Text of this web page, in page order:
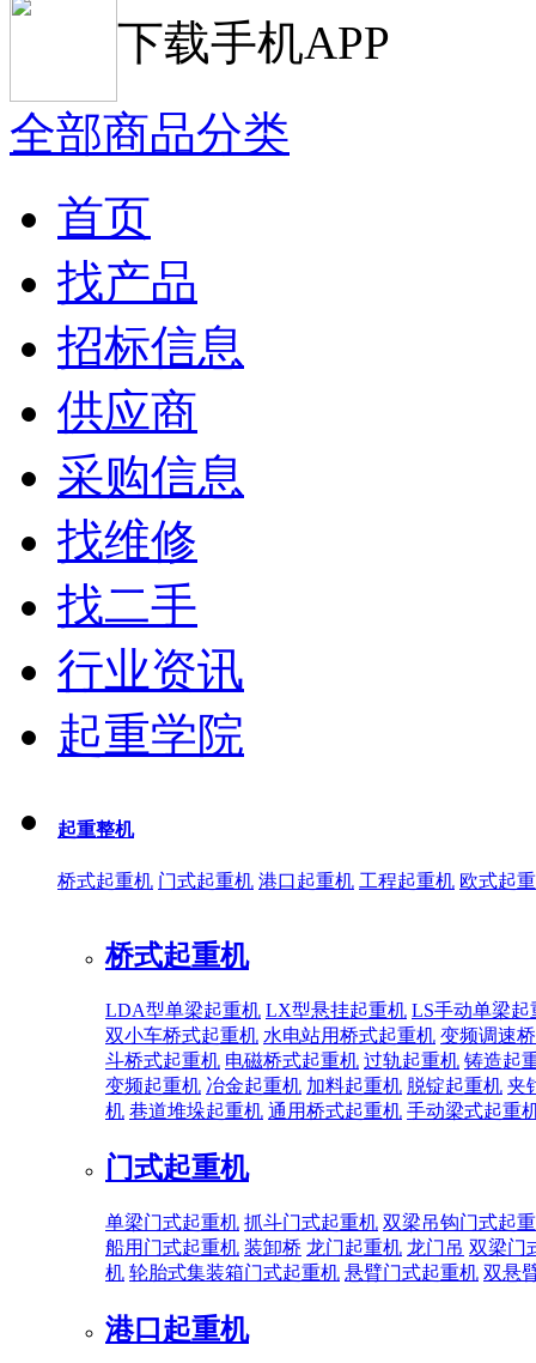
下载手机APP
全部商品分类
首页
找产品
招标信息
供应商
采购信息
找维修
找二手
行业资讯
起重学院
起重整机
桥式起重机 门式起重机 港口起重机 工程起重机 欧式起
桥式起重机
LDA型单梁起重机 LX型悬挂起重机 LS手动单梁起
双小车桥式起重机 水电站用桥式起重机 变频调速
斗桥式起重机 电磁桥式起重机 过轨起重机 铸造起
变频起重机 冶金起重机 加料起重机 脱锭起重机 夹
机 巷道堆垛起重机 通用桥式起重机 手动梁式起重
门式起重机
单梁门式起重机 抓斗门式起重机 双梁吊钩门式起
船用门式起重机 装卸桥 龙门起重机 龙门吊 双梁门
机 轮胎式集装箱门式起重机 悬臂门式起重机 双悬
港口起重机